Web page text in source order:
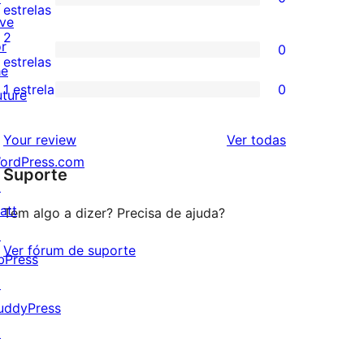
com
4
estrela
0
avaliação
com
3
estrela
estrelas
0
avaliação
2
estrela
2
estrelas
0
0
com
1
1 estrela 0
Your review Ver todasavaliações
Suporte
Tem algo a dizer? Precisa de ajuda?
Ver fórum de suporte